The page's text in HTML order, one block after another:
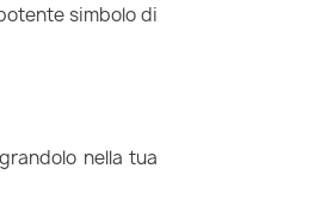
simbolo di
nella tua